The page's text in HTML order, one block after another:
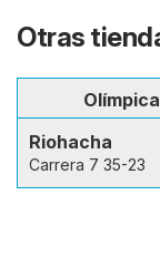
Otras
Olímpica
Riohacha
Carrera 7 35-23